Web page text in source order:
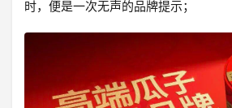
时，便是一次无声的品牌提示；